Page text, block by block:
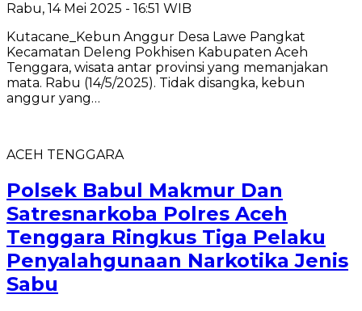
Rabu, 14 Mei 2025 - 16:51 WIB
Kutacane_Kebun Anggur Desa Lawe Pangkat
Kecamatan Deleng Pokhisen Kabupaten Aceh
Tenggara, wisata antar provinsi yang memanjakan
mata. Rabu (14/5/2025). Tidak disangka, kebun
anggur yang…
ACEH TENGGARA
Polsek Babul Makmur Dan
Satresnarkoba Polres Aceh
Tenggara Ringkus Tiga Pelaku
Penyalahgunaan Narkotika Jenis
Sabu